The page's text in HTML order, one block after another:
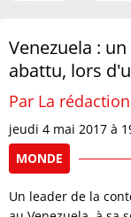
Venezuela :
abattu, lors
Par La rédaction
jeudi 4 mai 2017 à
MONDE
Un leader de la